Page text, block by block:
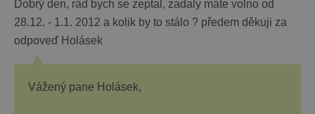
Dobrý den, rád bych se zeptal, zadaly máte volno od
28.12. - 1.1. 2012 a kolik by to stálo ? předem děkuji za
odpoveď Holásek
Vážený pane Holásek,